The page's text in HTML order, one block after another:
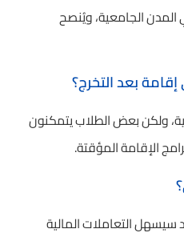
المدن الجامعية، ويُنصح
بعد التخرج؟
ولكن بعض الطلاب يتمكنون
الإقامة المؤقتة.
التعاملات المالية